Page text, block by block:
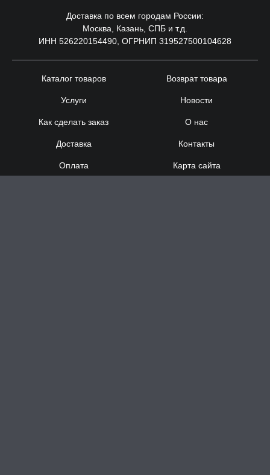
Доставка по всем городам России:
Москва, Казань, СПБ и т.д.
ИНН 526220154490, ОГРНИП 319527500104628
Каталог товаров
Услуги
Как сделать заказ
Доставка
Оплата
Возврат товара
Новости
О нас
Контакты
Карта сайта